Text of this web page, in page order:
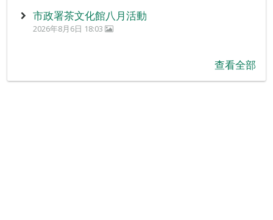
市政署茶文化館八月活動
2026年8月6日 18:03
查看全部